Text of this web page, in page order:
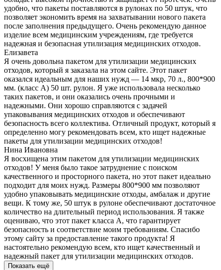
удобно, что пакеты поставляются в рулонах по 50 штук, что
позволяет экономить время на захватывании нового пакета
после заполнения предыдущего. Очень рекомендую данное
изделие всем медицинским учреждениям, где требуется
надежная и безопасная утилизация медицинских отходов.
Елизавета
Я очень довольна пакетом для утилизации медицинских
отходов, который я заказала на этом сайте. Этот пакет
оказался идеальным для наших нужд — 14 мкр, 70 л., 800*900
мм. (класс А) 50 шт. рулон. Я уже использовала несколько
таких пакетов, и они оказались очень прочными и
надежными. Они хорошо справляются с задачей
упаковывания медицинских отходов и обеспечивают
безопасность всего коллектива. Отличный продукт, который я
определенно могу рекомендовать всем, кто ищет надежные
пакеты для утилизации медицинских отходов!
Нина Ивановна
Я восхищена этим пакетом для утилизации медицинских
отходов! У меня было такое затруднение с поиском
качественного и просторного пакета, но этот пакет идеально
подходит для моих нужд. Размеры 800*900 мм позволяют
удобно упаковывать медицинские отходы, амбалаж и другие
вещи. К тому же, 50 штук в рулоне обеспечивают достаточное
количество на длительный период использования. Я также
оцениваю, что этот пакет класса А, что гарантирует
безопасность и соответствие моим требованиям. Спасибо
этому сайту за предоставление такого продукта! Я
настоятельно рекомендую всем, кто ищет качественный и
надежный пакет для утилизации медицинских отходов.
Показать ещё